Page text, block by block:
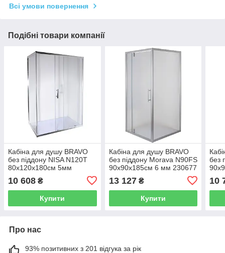
Всі умови повернення
Подібні товари компанії
Кабіна для душу BRAVO
без піддону NISA N120T
80x120x180см 5мм
10 608 ₴
Купити
Кабіна для душу BRAVO
без піддону Morava N90FS
90x90x185см 6 мм 230677
13 127₴
Купити
без
10
Про нас
93% позитивних з 201 відгука за рік